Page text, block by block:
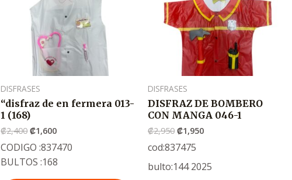
DISFRASES
“disfraz de en fermera 013-
1 (168)
₡2,400 ₡1,600
CODIGO :837470
BULTOS :168
DISFRASES
DISFRAZ DE BOMBERO
CON MANGA 046-1
₡2,950 ₡1,950
cod:837475
bulto:144 2025